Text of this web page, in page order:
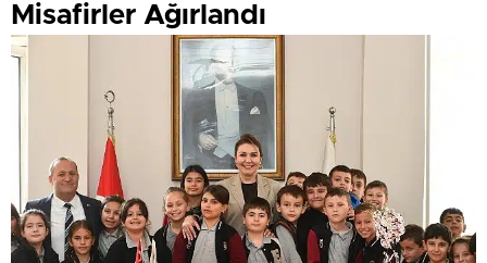
Misafirler Ağırlandı